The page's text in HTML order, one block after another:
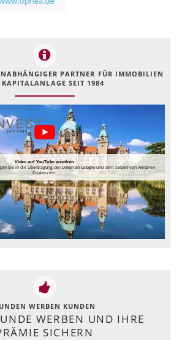
PARTNER FÜR IMMOBILIEN
KAPITALANLAGE SEIT 1984
Video auf YouTube ansehen
Sie in die Übertragung der Daten an Google und dem Setzen von weiteren
Cookies ein.
WERBEN KUNDEN
WERBEN UND IHRE
SICHERN